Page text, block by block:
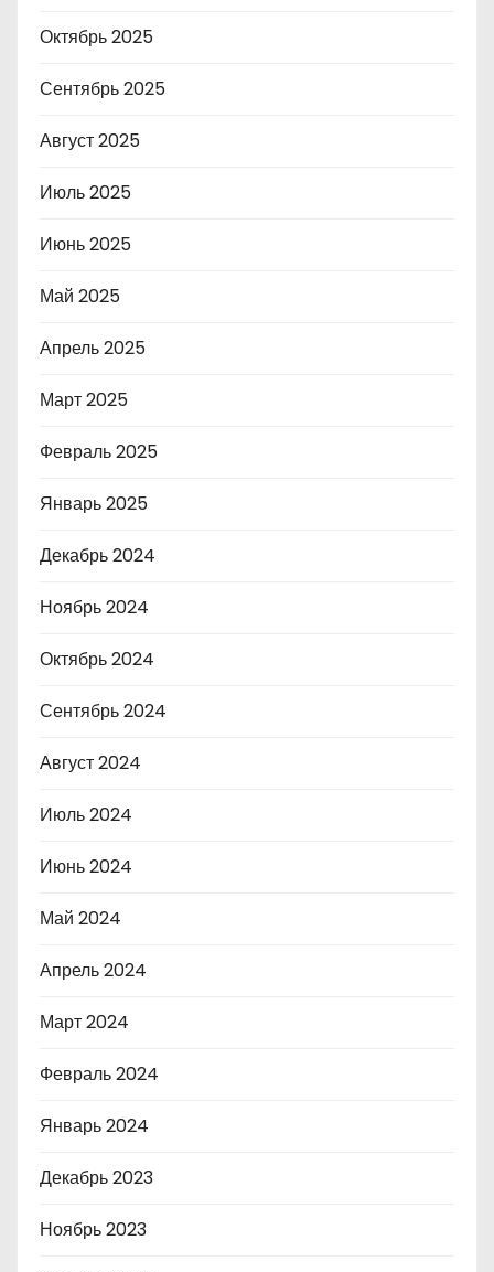
Октябрь 2025
Сентябрь 2025
Август 2025
Июль 2025
Июнь 2025
Май 2025
Апрель 2025
Март 2025
Февраль 2025
Январь 2025
Декабрь 2024
Ноябрь 2024
Октябрь 2024
Сентябрь 2024
Август 2024
Июль 2024
Июнь 2024
Май 2024
Апрель 2024
Март 2024
Февраль 2024
Январь 2024
Декабрь 2023
Ноябрь 2023